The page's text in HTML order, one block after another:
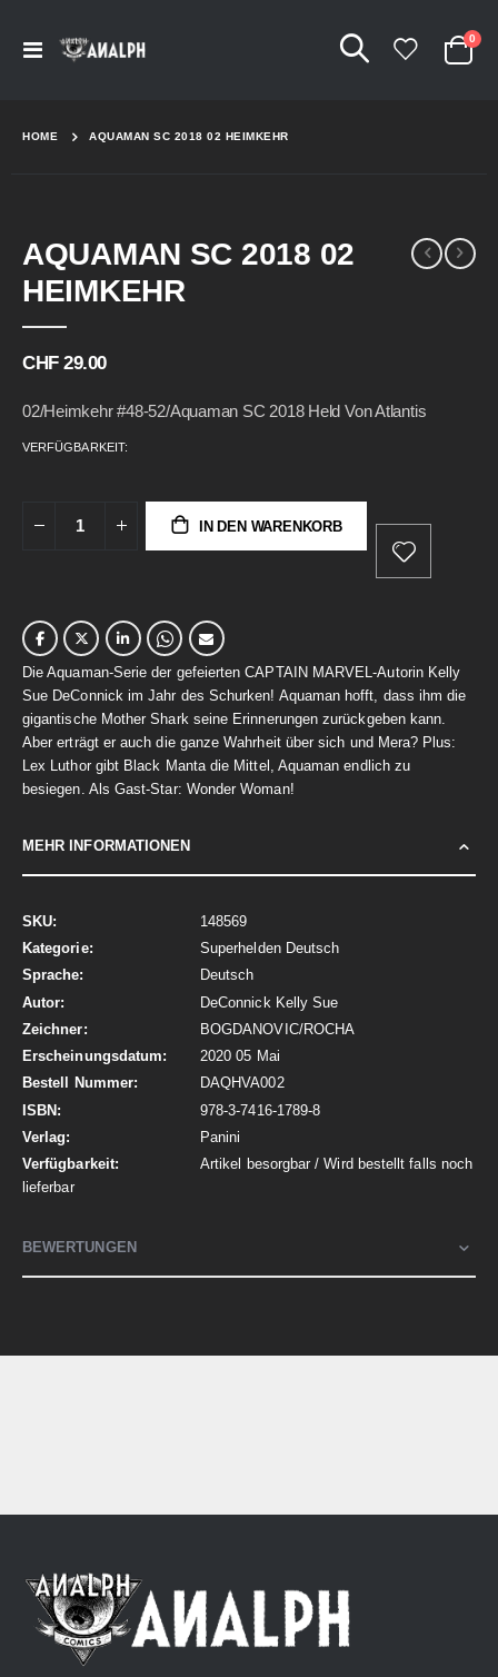
Navigation
Cart
0
HOME AQUAMAN SC 2018 02 HEIMKEHR
AQUAMAN SC 2018 02
HEIMKEHR
CHF 29.00
02/Heimkehr #48-52/Aquaman SC 2018 Held Von Atlantis
VERFÜGBARKEIT:
IN DEN WARENKORB
Die Aquaman-Serie der gefeierten CAPTAIN MARVEL-Autorin Kelly
Sue DeConnick im Jahr des Schurken! Aquaman hofft, dass ihm die
gigantische Mother Shark seine Erinnerungen zurückgeben kann.
Aber erträgt er auch die ganze Wahrheit über sich und Mera? Plus:
Lex Luthor gibt Black Manta die Mittel, Aquaman endlich zu
besiegen. Als Gast-Star: Wonder Woman!
MEHR INFORMATIONEN
Mehr
Informationen
148569
Superhelden Deutsch
Deutsch
DeConnick Kelly Sue
BOGDANOVIC/ROCHA
2020 05 Mai
DAQHVA002
978-3-7416-1789-8
Panini
Artikel besorgbar / Wird bestellt falls noch
lieferbar
BEWERTUNGEN
to
the
end
images
to
the
beginning
images